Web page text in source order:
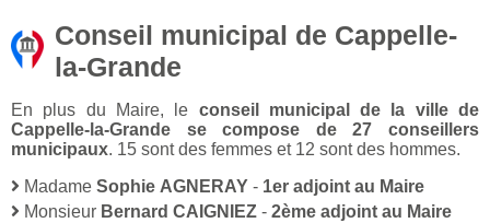
Conseil municipal de Cappelle-
la-Grande
En plus du Maire, le conseil municipal de la ville de
Cappelle-la-Grande se compose de 27 conseillers
municipaux. 15 sont des femmes et 12 sont des hommes.
Madame Sophie AGNERAY - 1er adjoint au Maire
Monsieur Bernard CAIGNIEZ - 2ème adjoint au Maire